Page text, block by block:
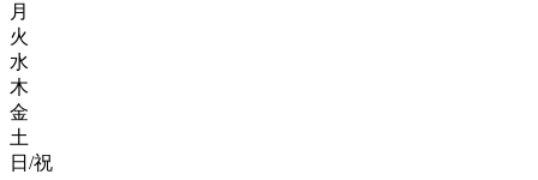
月
火
水
木
金
土
日/祝